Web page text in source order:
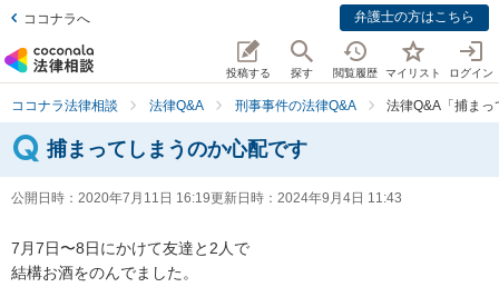
ココナラへ 弁護士の方はこちら
投稿する 探す 閲覧履歴 マイリスト ログイン
ココナラ法律相談 法律Q&A 刑事事件の法律Q&A 法律Q&A「捕ま
捕まってしまうのか心配です
公開日時： 2020年7月11日 16:19更新日時： 2024年9月4日 11:43
7月7日〜8日にかけて友達と2人で
結構お酒をのんでました。